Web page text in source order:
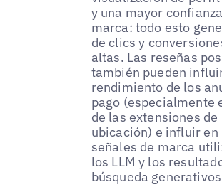
y una mayor
marca: todo esto
de clics y
altas. Las reseñas
también pueden
rendimiento de los
pago (especialmente
de las extensiones de
ubicación) e influir en
señales de marca
los LLM y los
búsqueda